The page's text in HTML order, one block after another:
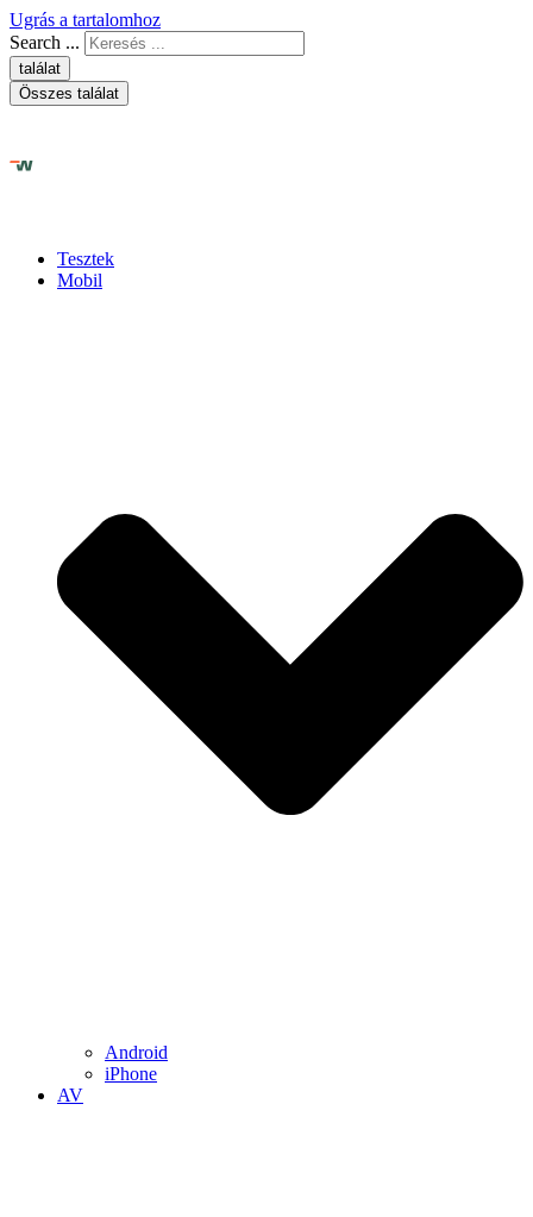
Ugrás a tartalomhoz
Search ...
találat
Összes találat
Tesztek
Mobil
Android
iPhone
AV